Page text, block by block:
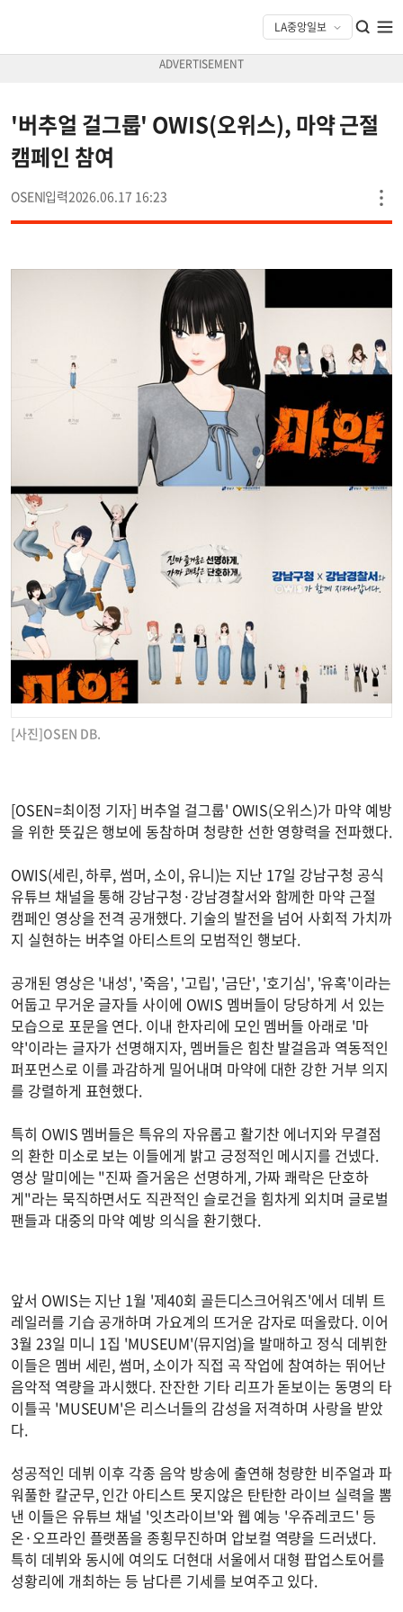
'버추얼 걸그룹' OWIS(오위스), 마약 근절
캠페인 참여
OSEN 2026.06.17 16:23
[사진]OSEN DB.
[OSEN=최이정 기자] 버추얼 걸그룹' OWIS(오위스)가 마약 예방
을 위한 뜻깊은 행보에 동참하며 청량한 선한 영향력을 전파했다.
OWIS(세린, 하루, 썸머, 소이, 유니)는 지난 17일 강남구청 공식
유튜브 채널을 통해 강남구청·강남경찰서와 함께한 마약 근절
캠페인 영상을 전격 공개했다. 기술의 발전을 넘어 사회적 가치까
지 실현하는 버추얼 아티스트의 모범적인 행보다.
공개된 영상은 '내성', '죽음', '고립', '금단', '호기심', '유혹'이라는
어둡고 무거운 글자들 사이에 OWIS 멤버들이 당당하게 서 있는
모습으로 포문을 연다. 이내 한자리에 모인 멤버들 아래로 '마
약'이라는 글자가 선명해지자, 멤버들은 힘찬 발걸음과 역동적인
퍼포먼스로 이를 과감하게 밀어내며 마약에 대한 강한 거부 의지
를 강렬하게 표현했다.
특히 OWIS 멤버들은 특유의 자유롭고 활기찬 에너지와 무결점
의 환한 미소로 보는 이들에게 밝고 긍정적인 메시지를 건넸다.
영상 말미에는 "진짜 즐거움은 선명하게, 가짜 쾌락은 단호하
게"라는 묵직하면서도 직관적인 슬로건을 힘차게 외치며 글로벌
팬들과 대중의 마약 예방 의식을 환기했다.
앞서 OWIS는 지난 1월 '제40회 골든디스크어워즈'에서 데뷔 트
레일러를 기습 공개하며 가요계의 뜨거운 감자로 떠올랐다. 이어
3월 23일 미니 1집 'MUSEUM'(뮤지엄)을 발매하고 정식 데뷔한
이들은 멤버 세린, 썸머, 소이가 직접 곡 작업에 참여하는 뛰어난
음악적 역량을 과시했다. 잔잔한 기타 리프가 돋보이는 동명의 타
이틀곡 'MUSEUM'은 리스너들의 감성을 저격하며 사랑을 받았
다.
성공적인 데뷔 이후 각종 음악 방송에 출연해 청량한 비주얼과 파
워풀한 칼군무, 인간 아티스트 못지않은 탄탄한 라이브 실력을 뽐
낸 이들은 유튜브 채널 '잇츠라이브'와 웹 예능 '우쥬레코드' 등
온·오프라인 플랫폼을 종횡무진하며 압보컬 역량을 드러냈다.
특히 데뷔와 동시에 여의도 더현대 서울에서 대형 팝업스토어를
성황리에 개최하는 등 남다른 기세를 보여주고 있다.